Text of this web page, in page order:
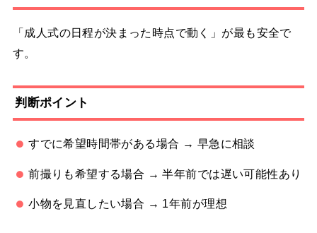
「成人式の日程が決まった時点で動く」が最も安全で
す。
判断ポイント
すでに希望時間帯がある場合 → 早急に相談
前撮りも希望する場合 → 半年前では遅い可能性あり
小物を見直したい場合 → 1年前が理想